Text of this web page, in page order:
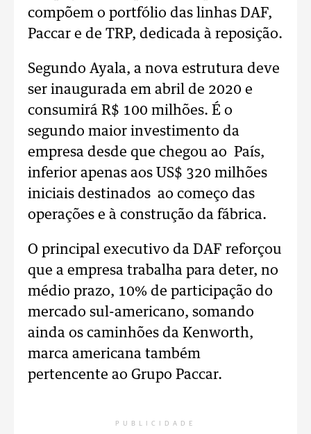
compõem o portfólio das linhas DAF,
Paccar e de TRP, dedicada à reposição.
Segundo Ayala, a nova estrutura deve
ser inaugurada em abril de 2020 e
consumirá R$ 100 milhões. É o
segundo maior investimento da
empresa desde que chegou ao País,
inferior apenas aos US$ 320 milhões
iniciais destinados ao começo das
operações e à construção da fábrica.
O principal executivo da DAF reforçou
que a empresa trabalha para deter, no
médio prazo, 10% de participação do
mercado sul-americano, somando
ainda os caminhões da Kenworth,
marca americana também
pertencente ao Grupo Paccar.
PUBLICIDADE